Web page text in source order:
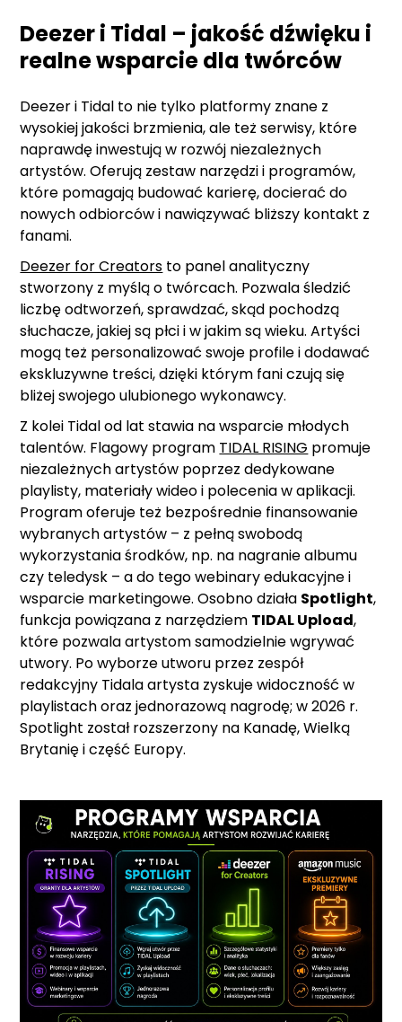
Deezer i Tidal – jakość dźwięku i
realne wsparcie dla twórców
Deezer i Tidal to nie tylko platformy znane z
wysokiej jakości brzmienia, ale też serwisy, które
naprawdę inwestują w rozwój niezależnych
artystów. Oferują zestaw narzędzi i programów,
które pomagają budować karierę, docierać do
nowych odbiorców i nawiązywać bliższy kontakt z
fanami.
Deezer for Creators to panel analityczny
stworzony z myślą o twórcach. Pozwala śledzić
liczbę odtworzeń, sprawdzać, skąd pochodzą
słuchacze, jakiej są płci i w jakim są wieku. Artyści
mogą też personalizować swoje profile i dodawać
ekskluzywne treści, dzięki którym fani czują się
bliżej swojego ulubionego wykonawcy.
Z kolei Tidal od lat stawia na wsparcie młodych
talentów. Flagowy program TIDAL RISING promuje
niezależnych artystów poprzez dedykowane
playlisty, materiały wideo i polecenia w aplikacji.
Program oferuje też bezpośrednie finansowanie
wybranych artystów – z pełną swobodą
wykorzystania środków, np. na nagranie albumu
czy teledysk – a do tego webinary edukacyjne i
wsparcie marketingowe. Osobno działa Spotlight,
funkcja powiązana z narzędziem TIDAL Upload,
które pozwala artystom samodzielnie wgrywać
utwory. Po wyborze utworu przez zespół
redakcyjny Tidala artysta zyskuje widoczność w
playlistach oraz jednorazową nagrodę; w 2026 r.
Spotlight został rozszerzony na Kanadę, Wielką
Brytanię i część Europy.